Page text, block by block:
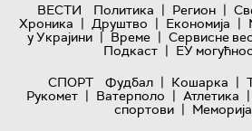
ВЕСТИ Политика | Регион |
Хроника | Друштво | Економија |
у Украјини | Време | Сервисне
Подкаст | ЕУ
СПОРТ
Фудбал | Кошарка |
Рукомет | Ватерполо | Атлетика |
спортови |